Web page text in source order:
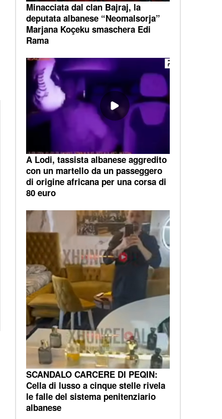
Minacciata dal clan Bajraj, la
deputata albanese “Neomalsorja”
Marjana Koçeku smaschera Edi
Rama
A Lodi, tassista albanese aggredito
con un martello da un passeggero
di origine africana per una corsa di
80 euro
SCANDALO CARCERE DI PEQIN:
Cella di lusso a cinque stelle rivela
le falle del sistema penitenziario
albanese